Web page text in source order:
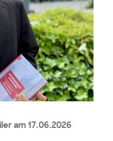
am 17.06.2026